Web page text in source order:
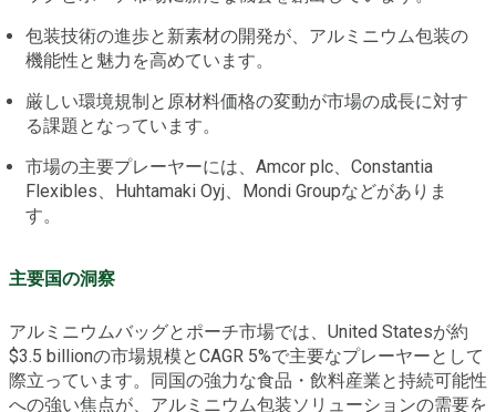
包装技術の進歩と新素材の開発が、アルミニウム包装の
機能性と魅力を高めています。
厳しい環境規制と原材料価格の変動が市場の成長に対す
る課題となっています。
市場の主要プレーヤーには、Amcor plc、Constantia
Flexibles、Huhtamaki Oyj、Mondi Groupなどがありま
す。
主要国の洞察
アルミニウムバッグとポーチ市場では、United Statesが約
$3.5 billionの市場規模とCAGR 5%で主要なプレーヤーとして
際立っています。同国の強力な食品・飲料産業と持続可能性
への強い焦点が、アルミニウム包装ソリューションの需要を